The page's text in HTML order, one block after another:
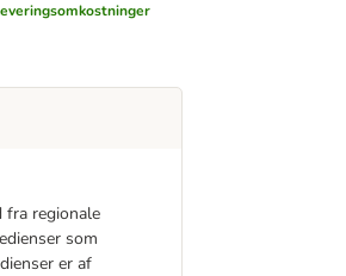
fra regionale
som
er af